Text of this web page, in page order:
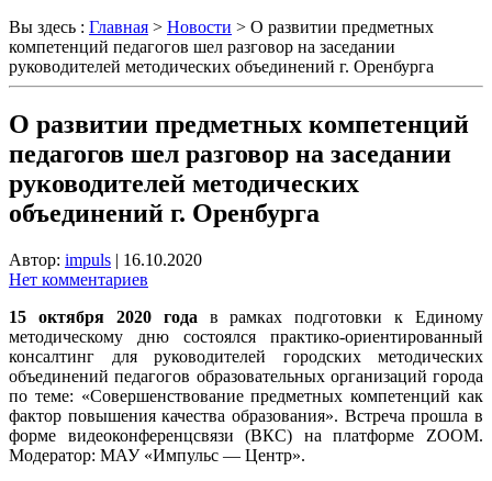
Вы здесь : Главная > Новости > О развитии предметных
компетенций педагогов шел разговор на заседании
руководителей методических объединений г. Оренбурга
О развитии предметных компетенций
педагогов шел разговор на заседании
руководителей методических
объединений г. Оренбурга
Автор: impuls | 16.10.2020
Нет комментариев
15 октября 2020 года в рамках подготовки к Единому
методическому дню состоялся практико-ориентированный
консалтинг для руководителей городских методических
объединений педагогов образовательных организаций города
по теме: «Совершенствование предметных компетенций как
фактор повышения качества образования». Встреча прошла в
форме видеоконференцсвязи (ВКС) на платформе ZOOM.
Модератор: МАУ «Импульс — Центр».